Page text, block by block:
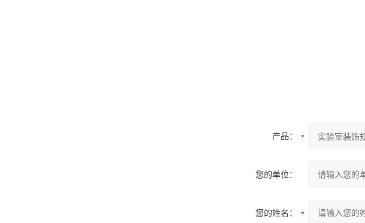
产品：
您的单位：
您的姓名：